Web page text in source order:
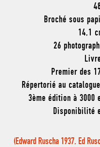
Broché sous
14,1
26
Premier des
Répertorié au
3ème édition à 3000
Disponibilité
(Edward Ruscha 1937, Ed